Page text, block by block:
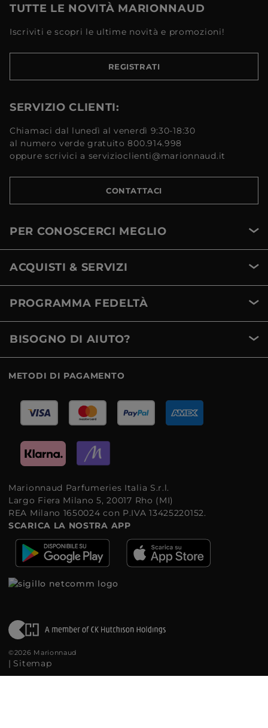
TUTTE LE NOVITÀ MARIONNAUD
Iscriviti e scopri le ultime novità e promozioni!
REGISTRATI
SERVIZIO CLIENTI:
Chiamaci dal lunedì al venerdì 9:30-18:30
al numero verde gratuito 800.914.998
oppure scrivici a servizioclienti@marionnaud.it
CONTATTACI
PER CONOSCERCI MEGLIO
ACQUISTI & SERVIZI
PROGRAMMA FEDELTÀ
BISOGNO DI AIUTO?
METODI DI PAGAMENTO
Marionnaud Parfumeries Italia S.r.l.
Largo Fiera Milano 5, 20017 Rho (MI)
REA Milano 1650024 con P.IVA 13425220152.
SCARICA LA NOSTRA APP
©2026 Marionnaud
| Sitemap